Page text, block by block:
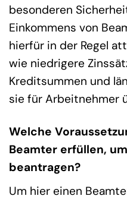
besonderen
Einkommens von
hierfür in der Regel
wie niedrigere
Kreditsummen und
sie für Arbeitnehmer
Welche
Beamter erfüllen,
beantragen?
Um hier einen